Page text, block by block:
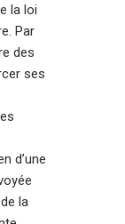
la loi
Par
des
ses
d’une
la